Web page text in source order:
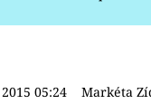
05:24 Markéta